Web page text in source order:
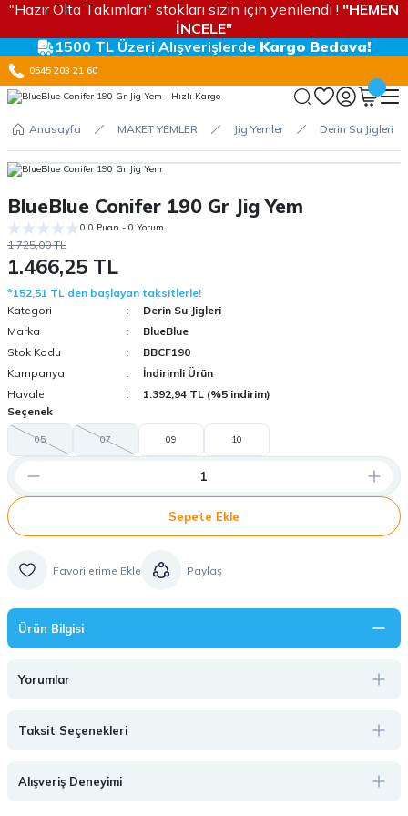
"Hazır Olta Takımları" stokları sizin için yenilendi ! "HEMEN
İNCELE"
1500 TL Üzeri Alışverişlerde Kargo Bedava!
0545 203 21 60
Anasayfa MAKET YEMLER Jig Yemler Derin Su Jigleri
BlueBlue Conifer 190 Gr Jig Yem
0.0 Puan - 0 Yorum
1.725,00 TL
1.466,25 TL
*152,51 TL den başlayan taksitlerle!
Kategori
Derin Su Jigleri
Marka
BlueBlue
Stok Kodu
BBCF190
Kampanya
İndirimli Ürün
Havale
1.392,94 TL (%5 indirim)
Seçenek
05 07 09 10
Sepete Ekle
Paylaş
Ürün Bilgisi
Yorumlar
Taksit Seçenekleri
Alışveriş Deneyimi